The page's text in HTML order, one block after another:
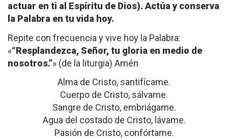
actuar en ti al Espíritu de Dios). Actúa y conserva
la Palabra en tu vida hoy.
Repite con frecuencia y vive hoy la Palabra:
«“Resplandezca, Señor, tu gloria en medio de
nosotros.”» (de la liturgia) Amén
Alma de Cristo, santifícame.
Cuerpo de Cristo, sálvame.
Sangre de Cristo, embriágame.
Agua del costado de Cristo, lávame.
Pasión de Cristo, confórtame.